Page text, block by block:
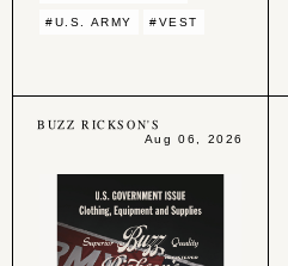
#U.S. ARMY #VEST
BUZZ RICKSON'S
Aug 06, 2026